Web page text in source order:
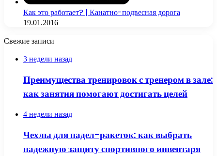
Как это работает? | Канатно-подвесная дорога
19.01.2016
Свежие записи
3 недели назад
Преимущества тренировок с тренером в зале:
как занятия помогают достигать целей
4 недели назад
Чехлы для падел-ракеток: как выбрать
надежную защиту спортивного инвентаря